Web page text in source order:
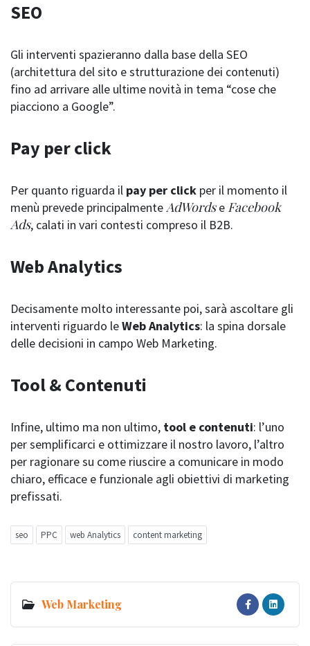
SEO
Gli interventi spazieranno dalla base della SEO
(architettura del sito e strutturazione dei contenuti)
fino ad arrivare alle ultime novità in tema “cose che
piacciono a Google”.
Pay per click
Per quanto riguarda il pay per click per il momento il
menù prevede principalmenteAdWordse Facebook
Ads, calati in vari contesti compreso il B2B.
Web Analytics
Decisamente molto interessante poi, sarà ascoltare gli
interventi riguardo leWeb Analytics: la spina dorsale
delle decisioni in campo Web Marketing.
Tool & Contenuti
Infine, ultimo ma non ultimo, tool e contenuti: l’uno
per semplificarci e ottimizzare il nostro lavoro, l’altro
per ragionare su come riuscire a comunicare in modo
chiaro, efficace e funzionale agli obiettivi di marketing
prefissati.
seo PPC web Analytics content marketing
Web Marketing